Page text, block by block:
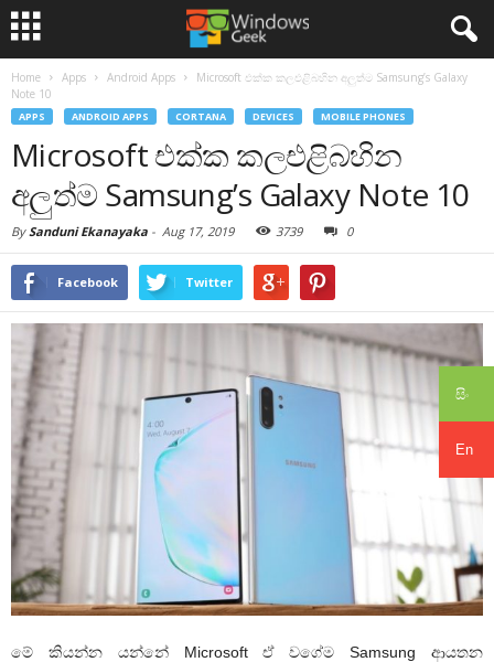
සිං
En
Home Apps Android Apps
Microsoft එක්ක කලඑළිබහින අලුත්ම Samsung’s Galaxy
Note 10
APPS ANDROID APPS CORTANA DEVICES MOBILE PHONES
Microsoft එක්ක කලඑළිබහින
අලුත්ම Samsung’s Galaxy Note 10
BySanduni Ekanayaka - Aug 17, 2019 3739 0
Facebook Twitter
මේ කියන්න යන්නේ Microsoft ඒ වගේම Samsung ආයතන